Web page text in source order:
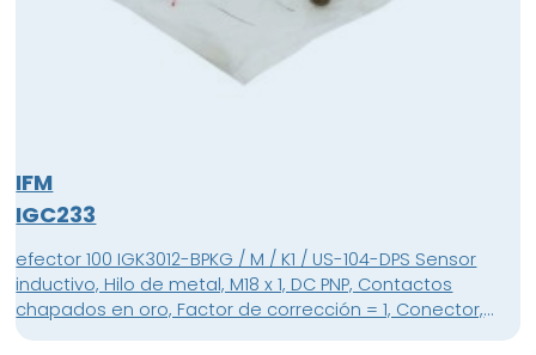
IFM
IGC233
efector 100 IGK3012-BPKG / M / K1 / US-104-DPS Sensor
inductivo, Hilo de metal, M18 x 1, DC PNP, Contactos
chapados en oro, Factor de corrección = 1, Conector,
Contactos chapados en oro, Rango de detección 12 mm